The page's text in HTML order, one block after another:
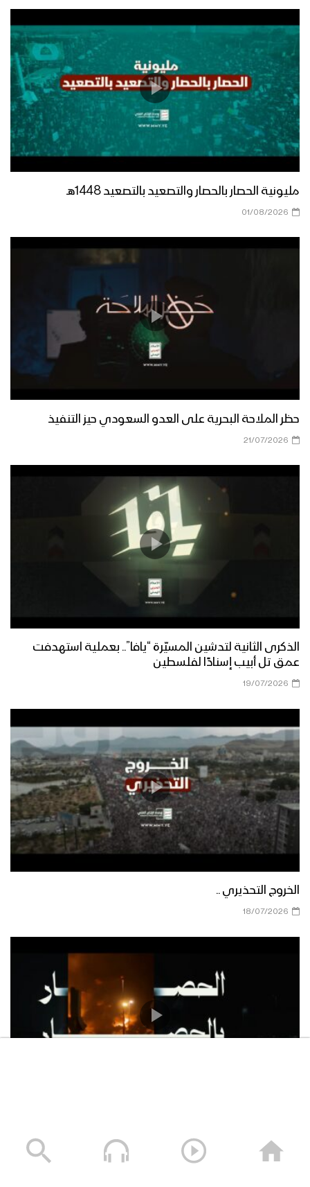
مليونية الحصار بالحصار والتصعيد بالتصعيد 1448هـ
01/08/2026
حظر الملاحة البحرية على العدو السعودي حيز التنفيذ
21/07/2026
الذكرى الثانية لتدشين المسيّرة “يافا”.. بعملية استهدفت
عمق تل أبيب إسنادًا لفلسطين
19/07/2026
الخروج التحذيري ..
18/07/2026
16/07/2026